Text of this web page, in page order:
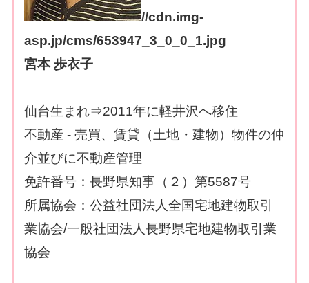
//cdn.img-
asp.jp/cms/653947_3_0_0_1.jpg
宮本 歩衣子
仙台生まれ⇒2011年に軽井沢へ移住
不動産 - 売買、賃貸（土地・建物）物件の仲
介並びに不動産管理
免許番号：長野県知事（２）第5587号
所属協会：公益社団法人全国宅地建物取引
業協会/一般社団法人長野県宅地建物取引業
協会